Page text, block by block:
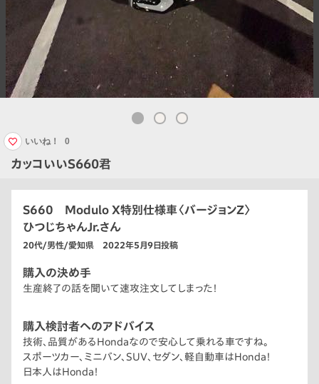
カッコいいS660君
いいね！ 0
S660 Modulo X特別仕様車〈バージョンZ〉
ひつじちゃんJr.さん
20代/男性/愛知県 2022年5月9日投稿
購入の決め手
生産終了の話を聞いて速攻注文してしまった！
購入検討者へのアドバイス
技術、品質があるHondaなので安心して乗れる車ですね。
スポーツカー、ミニバン、SUV、セダン、軽自動車はHonda！
日本人はHonda！